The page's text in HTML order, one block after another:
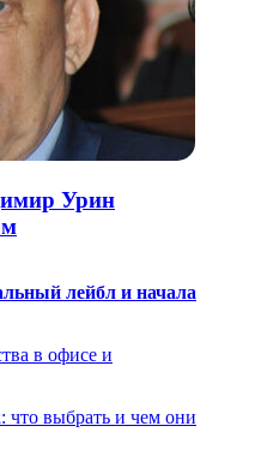
Урин
лейбл и начала
в офисе и
выбрать и чем они